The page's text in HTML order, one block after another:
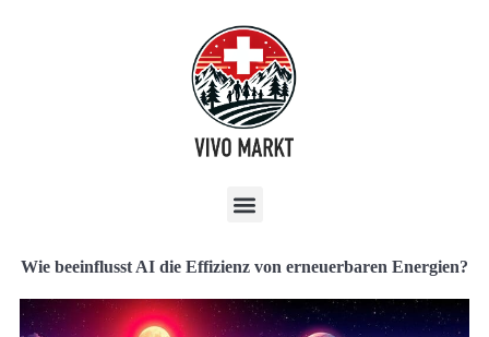
Wie beeinflusst AI die Effizienz von erneuerbaren Energien?